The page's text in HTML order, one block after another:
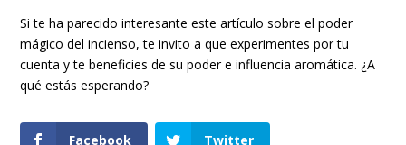
Si te ha parecido interesante este artículo sobre el poder
mágico del incienso, te invito a que experimentes por tu
cuenta y te beneficies de su poder e influencia aromática. ¿A
qué estás esperando?
Facebook Twitter